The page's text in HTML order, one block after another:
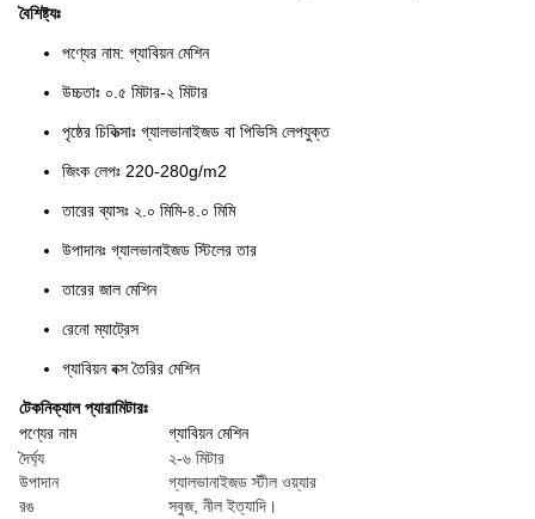
বৈশিষ্ট্যঃ
পণ্যের নাম: গ্যাবিয়ন মেশিন
উচ্চতাঃ ০.৫ মিটার-২ মিটার
পৃষ্ঠের চিকিত্সাঃ গ্যালভানাইজড বা পিভিসি লেপযুক্ত
জিংক লেপঃ 220-280g/m2
তারের ব্যাসঃ ২.০ মিমি-৪.০ মিমি
উপাদানঃ গ্যালভানাইজড স্টিলের তার
তারের জাল মেশিন
রেনো ম্যাট্রেস
গ্যাবিয়ন বক্স তৈরির মেশিন
টেকনিক্যাল প্যারামিটারঃ
পণ্যের নাম
গ্যাবিয়ন মেশিন
দৈর্ঘ্য
২-৬ মিটার
উপাদান
গ্যালভানাইজড স্টীল ওয়্যার
রঙ
সবুজ, নীল ইত্যাদি।